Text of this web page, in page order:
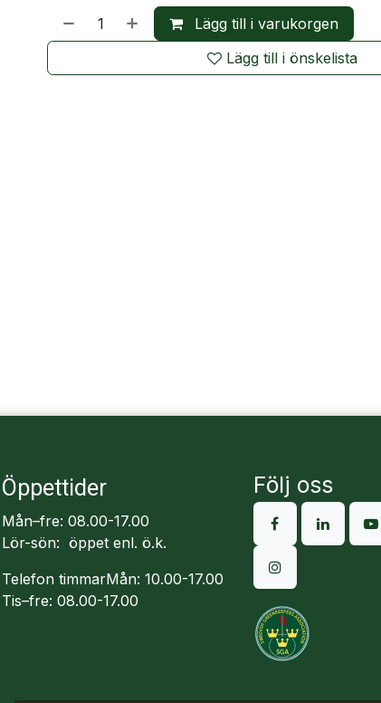
Lägg till i varukorgen
Lägg till i önskelista
Öppettider
Mån–fre: 08.00-17.00
Lör-sön: öppet enl. ö.k.
Telefon timmarMån: 10.00-17.00
Tis–fre: 08.00-17.00
Följ oss